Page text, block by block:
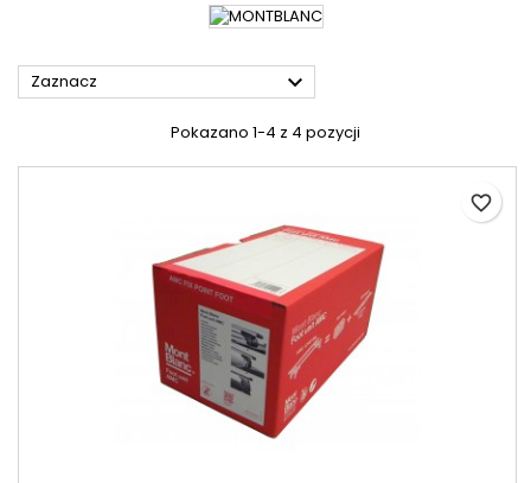
Zaznacz 
Pokazano 1-4 z 4 pozycji
favorite_border